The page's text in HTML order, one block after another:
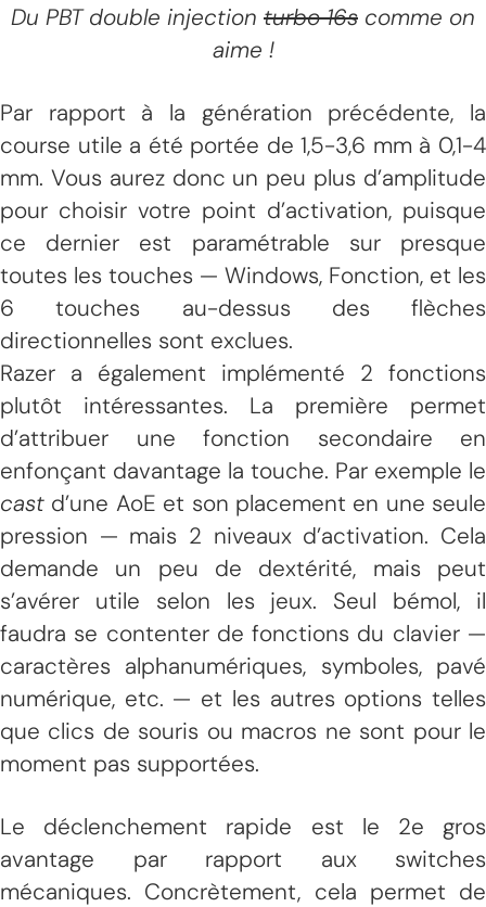
Du PBT double injection turbo 16s comme on
aime !
Par rapport à la génération précédente, la
course utile a été portée de 1,5-3,6 mm à 0,1-4
mm. Vous aurez donc un peu plus d’amplitude
pour choisir votre point d’activation, puisque
ce dernier est paramétrable sur presque
toutes les touches — Windows, Fonction, et les
6 touches au-dessus des flèches
directionnelles sont exclues.
Razer a également implémenté 2 fonctions
plutôt intéressantes. La première permet
d’attribuer une fonction secondaire en
enfonçant davantage la touche. Par exemple le
cast d’une AoE et son placement en une seule
pression — mais 2 niveaux d’activation. Cela
demande un peu de dextérité, mais peut
s’avérer utile selon les jeux. Seul bémol, il
faudra se contenter de fonctions du clavier —
caractères alphanumériques, symboles, pavé
numérique, etc. — et les autres options telles
que clics de souris ou macros ne sont pour le
moment pas supportées.
Le déclenchement rapide est le 2e gros
avantage par rapport aux switches
mécaniques. Concrètement, cela permet de